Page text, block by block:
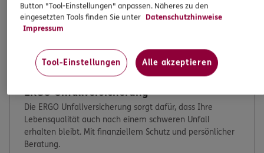
ERGO Unfallversicherung
Die ERGO Unfallversicherung sorgt dafür, dass Ihre
Lebensqualität auch nach einem schweren Unfall
erhalten bleibt. Mit finanziellem Schutz und persönlicher
Beratung.
Button "Tool-Einstellungen" anpassen. Näheres zu den
eingesetzten Tools finden Sie unter Datenschutzhinweise
Impressum
Tool-Einstellungen Alle akzeptieren